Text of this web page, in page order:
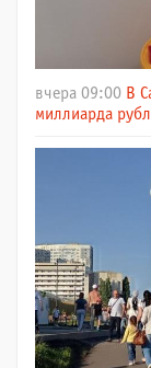
вчера 09:00 В
миллиарда